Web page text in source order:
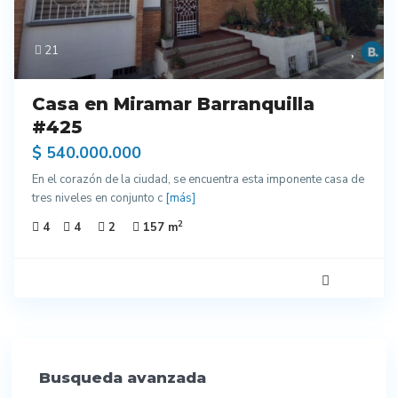
21
Casa en Miramar Barranquilla
#425
$ 540.000.000
En el corazón de la ciudad, se encuentra esta imponente casa de
tres niveles en conjunto c [más]
4
4 2 157 m2
Busqueda avanzada